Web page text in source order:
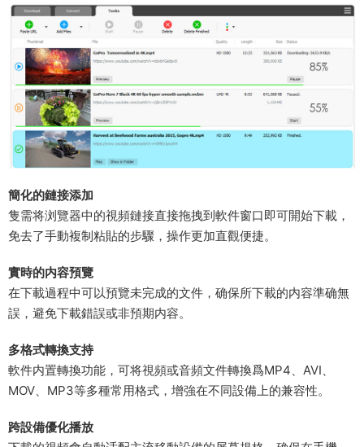
​簡化的鏈接添加​
隻需将浏覽器中的視頻鏈接直接拖拽到軟件窗口即可開始下載，
免去了手動複制粘貼的步驟，操作更加直觀便捷。
​實時的内容預覽​
在下載過程中可以預覽未完成的文件，确保所下載的内容準确無
誤，避免下載錯誤或非預期内容。
​多格式轉換支持​
軟件内置轉換功能，可将視頻或音頻文件轉換爲MP4、AVI、
MOV、MP3等多種常用格式，增強在不同設備上的兼容性。
​跨設備優化播放​